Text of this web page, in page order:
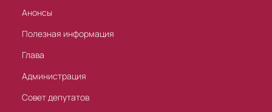
Анонсы
Полезная информация
Глава
Администрация
Совет депутатов